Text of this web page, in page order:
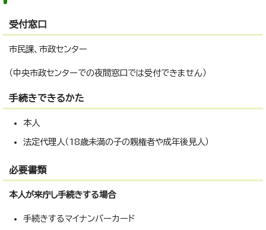
受付窓口
市民課、市政センター
（中央市政センターでの夜間窓口では受付できません）
手続きできるかた
本人
法定代理人（18歳未満の子の親権者や成年後見人）
必要書類
本人が来庁し手続きする場合
手続きするマイナンバーカード